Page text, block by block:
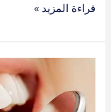
قراءة المزيد »
اسنان